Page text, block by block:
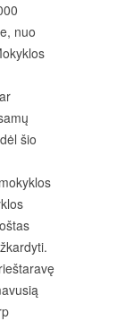
nuo
šio